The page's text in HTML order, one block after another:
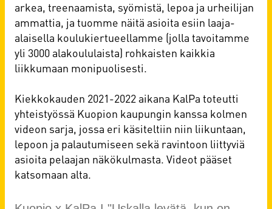
arkea, treenaamista, syömistä, lepoa ja urheilijan
ammattia, ja tuomme näitä asioita esiin laaja-
alaisella koulukiertueellamme (jolla tavoitamme
yli 3000 alakoululaista) rohkaisten kaikkia
liikkumaan monipuolisesti.
Kiekkokauden 2021-2022 aikana KalPa toteutti
yhteistyössä Kuopion kaupungin kanssa kolmen
videon sarja, jossa eri käsiteltiin niin liikuntaan,
lepoon ja palautumiseen sekä ravintoon liittyviä
asioita pelaajan näkökulmasta. Videot pääset
katsomaan alta.​​​​​​